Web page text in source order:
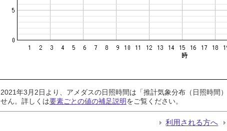
2021年3月2日より、アメダスの日照時間は「推計気象分布（日照時間
せん。詳しくは要素ごとの値の補足説明をご覧ください。
利用される方へ